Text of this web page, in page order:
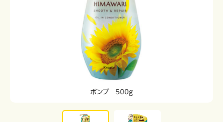
ポンプ 500g